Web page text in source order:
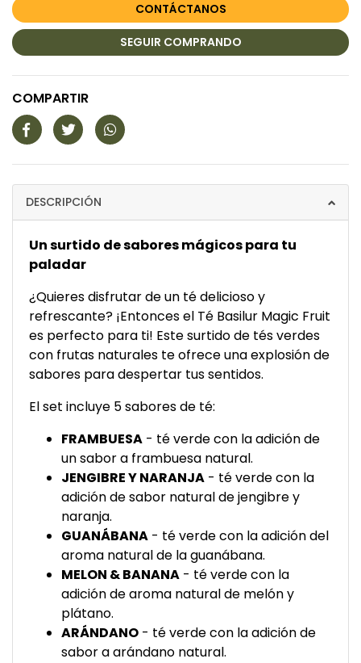
CONTÁCTANOS
SEGUIR COMPRANDO
COMPARTIR
DESCRIPCIÓN
Un surtido de sabores mágicos para tu
paladar
¿Quieres disfrutar de un té delicioso y
refrescante? ¡Entonces el Té Basilur Magic Fruit
es perfecto para ti! Este surtido de tés verdes
con frutas naturales te ofrece una explosión de
sabores para despertar tus sentidos.
El set incluye 5 sabores de té:
FRAMBUESA - té verde con la adición de
un sabor a frambuesa natural.
JENGIBRE Y NARANJA - té verde con la
adición de sabor natural de jengibre y
naranja.
GUANÁBANA - té verde con la adición del
aroma natural de la guanábana.
MELON & BANANA - té verde con la
adición de aroma natural de melón y
plátano.
ARÁNDANO - té verde con la adición de
sabor a arándano natural.